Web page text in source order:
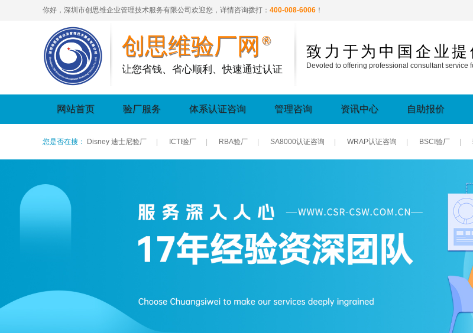
你好，深圳市创思维企业管理技术服务有限公司欢迎您，详情咨询拨打： 400-008-6006 ！
创思维验厂网 ®
让您省钱、省心顺利、快速通过认证
致力于为中国企业提
Devoted to offering professional consultant service
网站首页 验厂服务 体系认证咨询 管理咨询 资讯中心 自助报价
您是否在搜： Disney 迪士尼验厂 ICTI验厂 RBA验厂 SA8000认证咨询 WRAP认证咨询 BSCI验厂